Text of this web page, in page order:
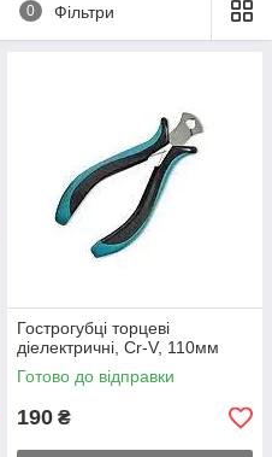
0 Фільтри
Гострогубці торцеві
діелектричні, Cr-V, 110мм
Готово до відправки
190 ₴